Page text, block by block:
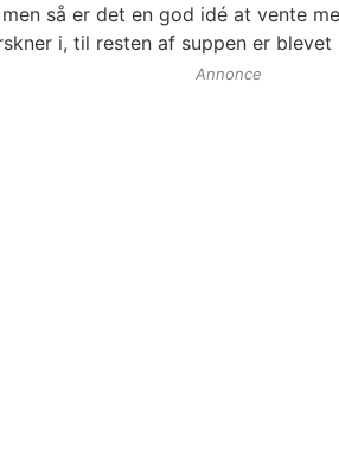
så er det en god idé at vente
i, til resten af suppen er blevet
Annonce